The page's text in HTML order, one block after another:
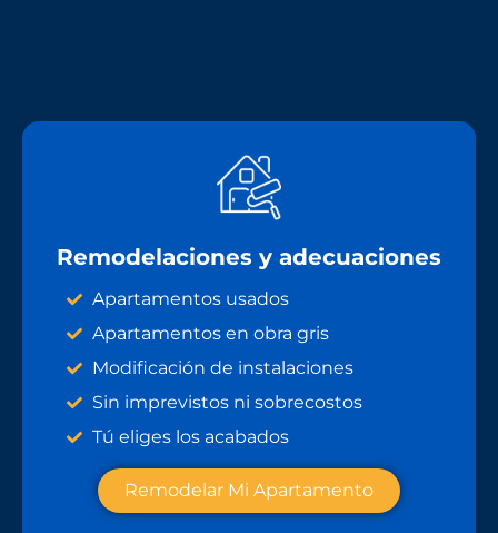
Remodelaciones y adecuaciones
Apartamentos usados
Apartamentos en obra gris
Modificación de instalaciones
Sin imprevistos ni sobrecostos
Tú eliges los acabados
Remodelar Mi Apartamento